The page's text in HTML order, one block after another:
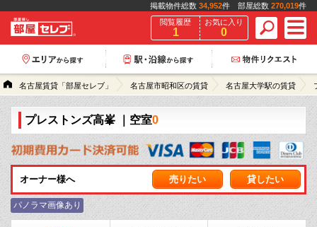
掲載物件総数 34,952件 部屋総数 270,019件
閲覧履歴
1
お気に入り
0
名古屋賃貸「部屋セレブ」 名古屋市昭和区の賃貸 名古屋大学駅の賃貸
プレストンズ高峯 ｜空室0
オーナー様へ 売りたい 貸したい
パノラマ画像あり